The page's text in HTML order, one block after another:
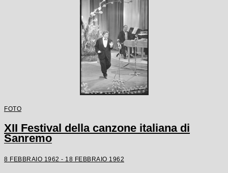
FOTO
XII Festival della canzone italiana di
Sanremo
8 FEBBRAIO 1962 - 18 FEBBRAIO 1962